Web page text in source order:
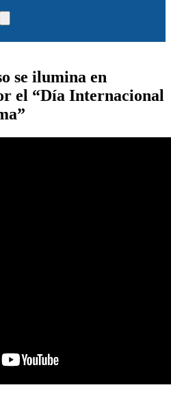
se ilumina en
el “Día Internacional